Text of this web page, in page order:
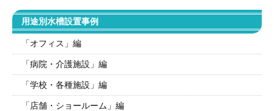
用途別水槽設置事例
「オフィス」編
「病院・介護施設」編
「学校・各種施設」編
「店舗・ショールーム」編